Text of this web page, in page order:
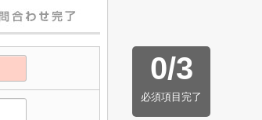
0/3
必須項目完了